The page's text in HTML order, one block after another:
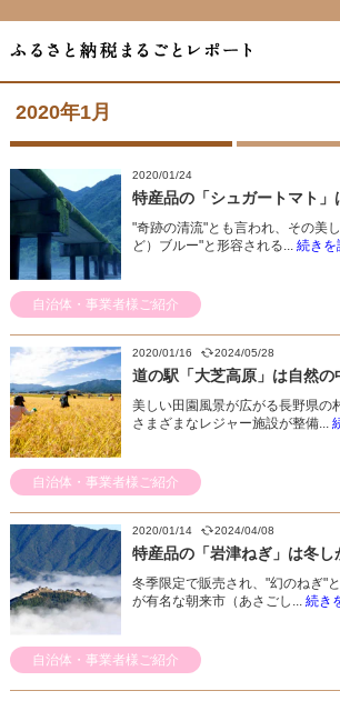
2020年1月
2020/01/24
"奇跡の清流"とも言われ、その美
ど）ブルー"と形容される... 続きを
自治体・事業者様ご紹介
2020/01/16 2024/05/28
美しい田園風景が広がる長野県の
さまざまなレジャー施設が整備...
自治体・事業者様ご紹介
2020/01/14 2024/04/08
冬季限定で販売され、"幻のねぎ"
が有名な朝来市（あさごし... 続き
自治体・事業者様ご紹介